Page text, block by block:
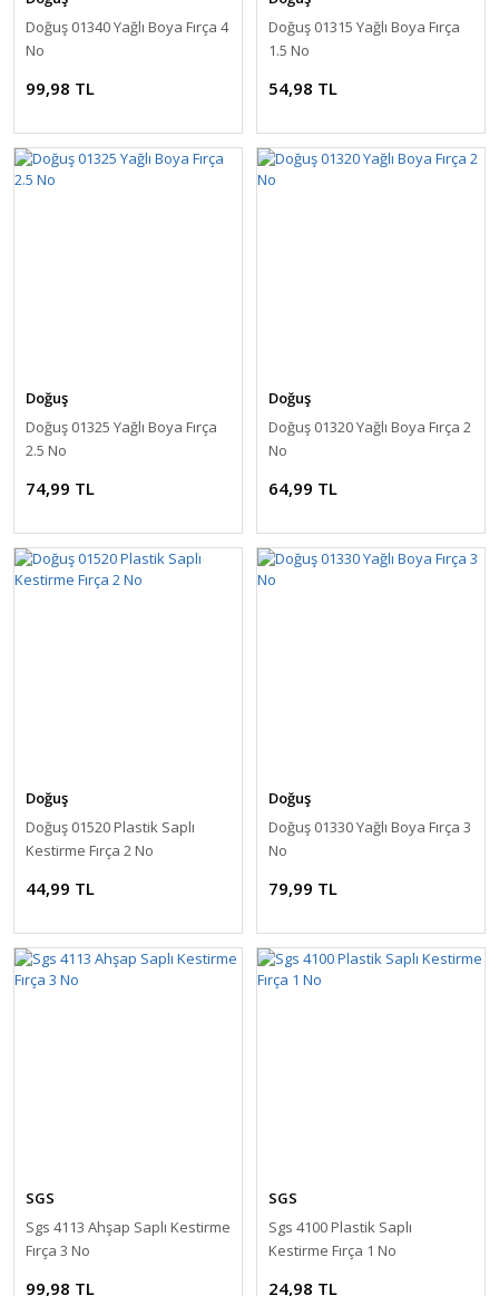
Doğuş 01340 Yağlı Boya Fırça 4
No
99,98 TL
Doğuş 01315 Yağlı Boya Fırça
1.5 No
54,98 TL
Doğuş
Doğuş 01325 Yağlı Boya Fırça
2.5 No
74,99 TL
Doğuş
Doğuş 01320 Yağlı Boya Fırça 2
No
64,99 TL
Doğuş
Doğuş 01520 Plastik Saplı
Kestirme Fırça 2 No
44,99 TL
Doğuş
Doğuş 01330 Yağlı Boya Fırça 3
No
79,99 TL
SGS
Sgs 4113 Ahşap Saplı Kestirme
Fırça 3 No
99,98 TL
SGS
Sgs 4100 Plastik Saplı
Kestirme Fırça 1 No
24,98 TL